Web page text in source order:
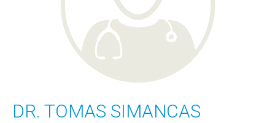
DR. TOMAS SIMANCAS